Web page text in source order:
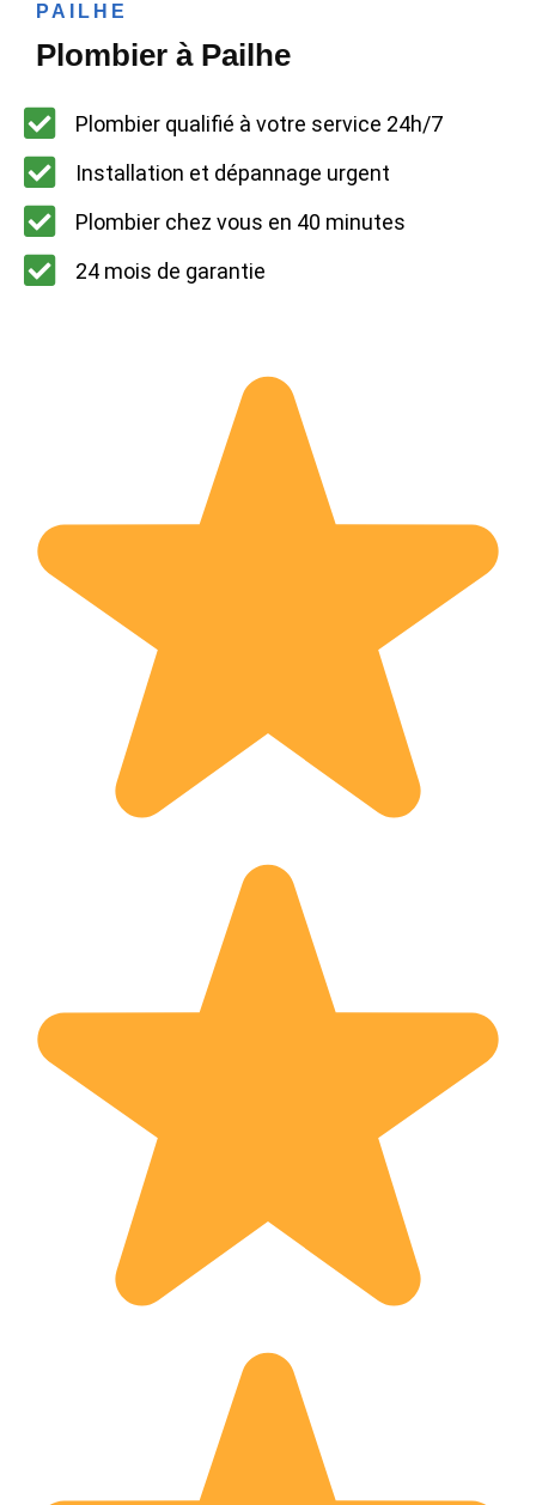
PAILHE
Plombier à Pailhe
Plombier qualifié à votre service 24h/7
Installation et dépannage urgent
Plombier chez vous en 40 minutes
24 mois de garantie